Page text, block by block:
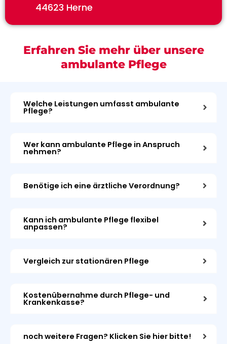
44623 Herne
Erfahren Sie mehr über unsere
ambulante Pflege
Welche Leistungen umfasst ambulante
Pflege?
Wer kann ambulante Pflege in Anspruch
nehmen?
Benötige ich eine ärztliche Verordnung?
Kann ich ambulante Pflege flexibel
anpassen?
Vergleich zur stationären Pflege
Kostenübernahme durch Pflege- und
Krankenkasse?
noch weitere Fragen? Klicken Sie hier bitte!